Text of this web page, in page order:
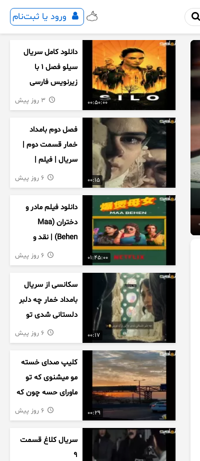
ورود یا ثبت‌نام
00:50:00
دانلود کامل سریال
سیلو فصل ۱ با
زیرنویس فارسی
00:15
فصل دوم بامداد
خمار قسمت دوم |
سریال | فیلم |
نمایش خانگی |
محبوبه | سینمایی
01:45:00
دانلود فیلم مادر و
دختران (Maa
Behen) | نقد و
بررسی درام خانوادگی
هندی
00:17
سکانسی از سریال
بامداد خمار چه دلبر
دلستانی شدی تو
این بزک عروس..
00:29
کلیپ صدای خسته
مو میشنوی که تو
ماورای حسه چون که
داریم می رسیم به
اخرای قصه
سریال کلاغ قسمت
9